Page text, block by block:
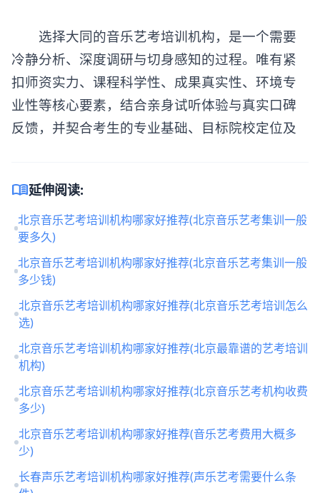
选择大同的音乐艺考培训机构，是一个需要
冷静分析、深度调研与切身感知的过程。唯有紧
扣师资实力、课程科学性、成果真实性、环境专
业性等核心要素，结合亲身试听体验与真实口碑
反馈，并契合考生的专业基础、目标院校定位及
menu_book延伸阅读:
北京音乐艺考培训机构哪家好推荐(北京音乐艺考集训一般
要多久)
北京音乐艺考培训机构哪家好推荐(北京音乐艺考集训一般
多少钱)
北京音乐艺考培训机构哪家好推荐(北京音乐艺考培训怎么
选)
北京音乐艺考培训机构哪家好推荐(北京最靠谱的艺考培训
机构)
北京音乐艺考培训机构哪家好推荐(北京音乐艺考机构收费
多少)
北京音乐艺考培训机构哪家好推荐(音乐艺考费用大概多
少)
长春声乐艺考培训机构哪家好推荐(声乐艺考需要什么条